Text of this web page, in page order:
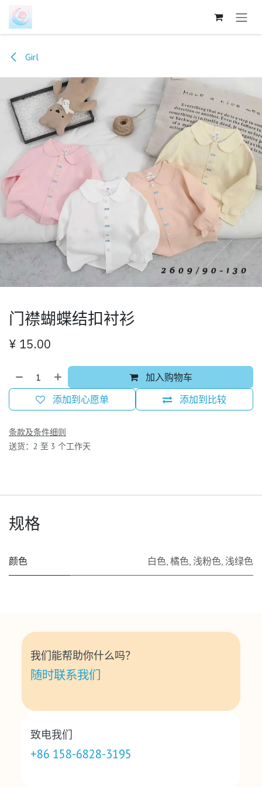
跳至内容
Girl
门襟蝴蝶结扣衬衫
¥ 15.00
加入购物车
添加到比较
添加到心愿单
条款及条件细则
送货：2 至 3 个工作天
规格
颜色 白色 橘色 浅粉色 浅绿色
我们能帮助你什么吗？
随时联系我们
致电我们
+86 158-6828-3195